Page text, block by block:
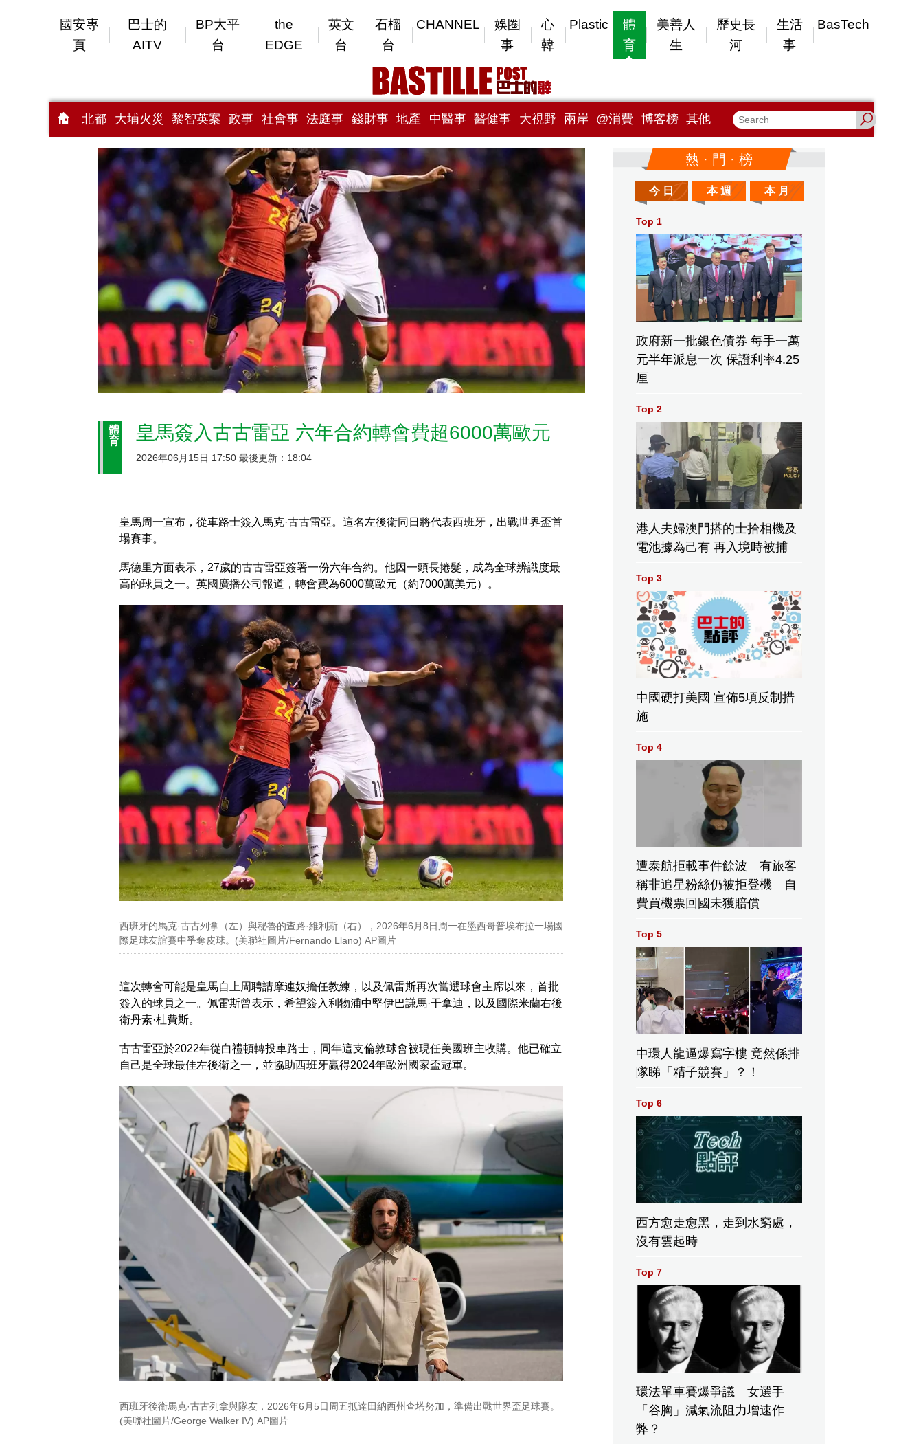
國安專
頁
巴士的
AITV
BP大平
台
the
EDGE
英文
台
石榴
台
CHANNEL
娛圈
事
心
韓
Plastic
體
育
美善人
生
歷史長
河
生活
事
BasTech
北都 大埔火災 黎智英案 政事 社會事 法庭事 錢財事 地產 中醫事 醫健事 大視野 兩岸 @消費 博客榜 其他
體
育
皇馬簽入古古雷亞 六年合約轉會費超6000萬歐元
2026年06月15日 17:50 最後更新：18:04
皇馬周一宣布，從車路士簽入馬克·古古雷亞。這名左後衛同日將代表西班牙，出戰世界盃首
場賽事。
馬德里方面表示，27歲的古古雷亞簽署一份六年合約。他因一頭長捲髮，成為全球辨識度最
高的球員之一。英國廣播公司報道，轉會費為6000萬歐元（約7000萬美元）。
西班牙的馬克·古古列拿（左）與秘魯的查路·維利斯（右），2026年6月8日周一在墨西哥普埃布拉一場國
際足球友誼賽中爭奪皮球。(美聯社圖片/Fernando Llano) AP圖片
這次轉會可能是皇馬自上周聘請摩連奴擔任教練，以及佩雷斯再次當選球會主席以來，首批
簽入的球員之一。佩雷斯曾表示，希望簽入利物浦中堅伊巴謙馬·干拿迪，以及國際米蘭右後
衛丹素·杜費斯。
古古雷亞於2022年從白禮頓轉投車路士，同年這支倫敦球會被現任美國班主收購。他已確立
自己是全球最佳左後衛之一，並協助西班牙贏得2024年歐洲國家盃冠軍。
西班牙後衛馬克·古古列拿與隊友，2026年6月5日周五抵達田納西州查塔努加，準備出戰世界盃足球賽。
(美聯社圖片/George Walker IV) AP圖片
熱 · 門 · 榜
今 日 本 週 本 月
Top 1
政府新一批銀色債券 每手一萬
元半年派息一次 保證利率4.25
厘
Top 2
港人夫婦澳門搭的士拾相機及
電池據為己有 再入境時被捕
Top 3
中國硬打美國 宣佈5項反制措
施
Top 4
遭泰航拒載事件餘波 有旅客
稱非追星粉絲仍被拒登機 自
費買機票回國未獲賠償
Top 5
中環人龍逼爆寫字樓 竟然係排
隊睇「精子競賽」？！
Top 6
西方愈走愈黑，走到水窮處，
沒有雲起時
Top 7
環法單車賽爆爭議 女選手
「谷胸」減氣流阻力增速作
弊？